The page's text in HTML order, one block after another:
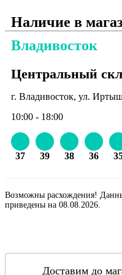
Наличие в
Владивосток
Центральный
г. Владивосток, ул.
10:00 - 18:00
37 39 38 36
Возможны расхождения!
приведены на 08.08.2026.
Доставим до